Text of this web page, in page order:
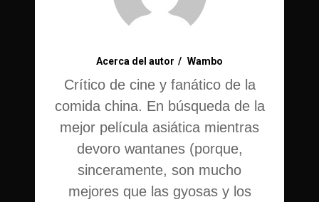
Acerca del autor Wambo
Crítico de cine y fanático de la
comida china. En búsqueda de la
mejor película asiática mientras
devoro wantanes (porque,
sinceramente, son mucho
mejores que las gyosas y los